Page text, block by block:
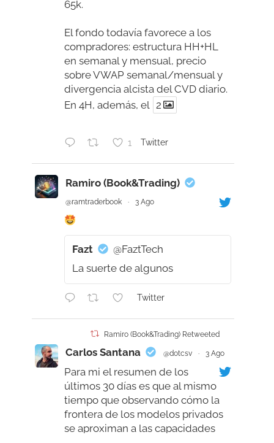
65k.
El fondo todavía favorece a los
compradores: estructura HH+HL
en semanal y mensual, precio
sobre VWAP semanal/mensual y
divergencia alcista del CVD diario.
En 4H, además, el
2
1 Twitter
Ramiro (Book&Trading)
@ramtraderbook · 3 Ago
Fazt
@FaztTech
La suerte de algunos
Twitter
Ramiro (Book&Trading) Retweeted
Carlos Santana @dotcsv · 3 Ago
Para mi el resumen de los
últimos 30 días es que al mismo
tiempo que observando cómo la
frontera de los modelos privados
se aproximan a las capacidades